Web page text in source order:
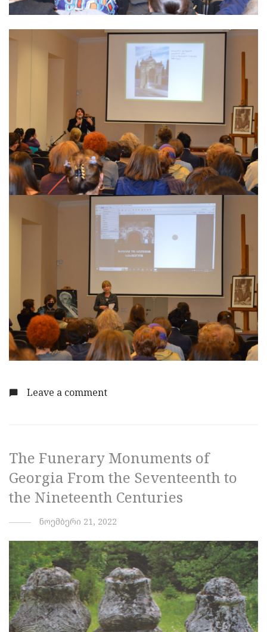
Leave a comment
The Funerary Monuments of
Georgia From the Seventeenth to
the Nineteenth Centuries
ნოემბერი 21, 2022